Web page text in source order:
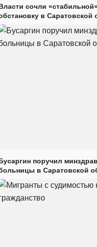
сочли
в Саратовской
поручил
в Саратовской